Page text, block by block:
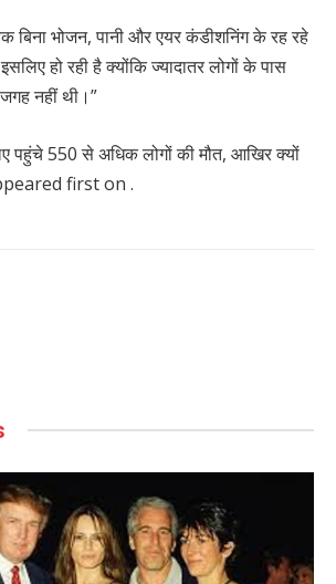
बिना भोजन, पानी और एयर कंडीशनिंग के रह रहे
हो रही है क्योंकि ज्यादातर लोगों के पास
नहीं थी।”
550 से अधिक लोगों की मौत, आखिर क्यों
first on .